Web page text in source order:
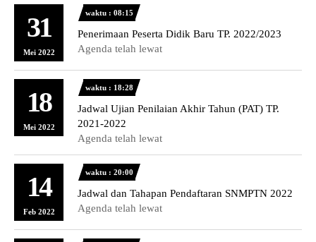
31
Mei 2022
waktu : 08:15
Penerimaan Peserta Didik Baru TP. 2022/2023
Agenda telah lewat
18
Mei 2022
waktu : 18:28
Jadwal Ujian Penilaian Akhir Tahun (PAT) TP.
2021-2022
Agenda telah lewat
14
Feb 2022
waktu : 20:00
Jadwal dan Tahapan Pendaftaran SNMPTN 2022
Agenda telah lewat